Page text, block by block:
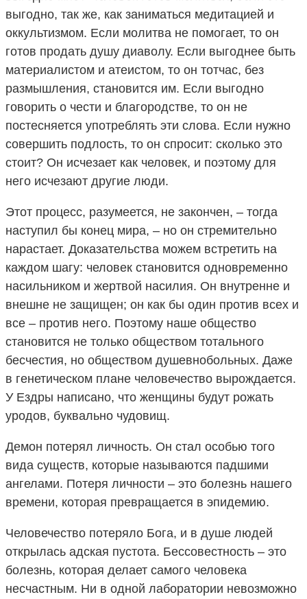
выгодно, так же, как заниматься медитацией и
оккультизмом. Если молитва не помогает, то он
готов продать душу диаволу. Если выгоднее быть
материалистом и атеистом, то он тотчас, без
размышления, становится им. Если выгодно
говорить о чести и благородстве, то он не
постесняется употреблять эти слова. Если нужно
совершить подлость, то он спросит: сколько это
стоит? Он исчезает как человек, и поэтому для
него исчезают другие люди.
Этот процесс, разумеется, не закончен, – тогда
наступил бы конец мира, – но он стремительно
нарастает. Доказательства можем встретить на
каждом шагу: человек становится одновременно
насильником и жертвой насилия. Он внутренне и
внешне не защищен; он как бы один против всех и
все – против него. Поэтому наше общество
становится не только обществом тотального
бесчестия, но обществом душевнобольных. Даже
в генетическом плане человечество вырождается.
У Ездры написано, что женщины будут рожать
уродов, буквально чудовищ.
Демон потерял личность. Он стал особью того
вида существ, которые называются падшими
ангелами. Потеря личности – это болезнь нашего
времени, которая превращается в эпидемию.
Человечество потеряло Бога, и в душе людей
открылась адская пустота. Бессовестность – это
болезнь, которая делает самого человека
несчастным. Ни в одной лаборатории невозможно